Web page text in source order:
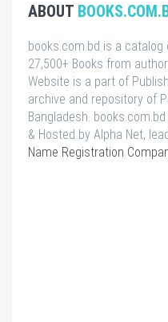
ABOUT
books.com.bd is a catalog
27,500+ Books from
Website is a part of
archive and repository of
Bangladesh.
& Hosted by Alpha Net,
Name Registration